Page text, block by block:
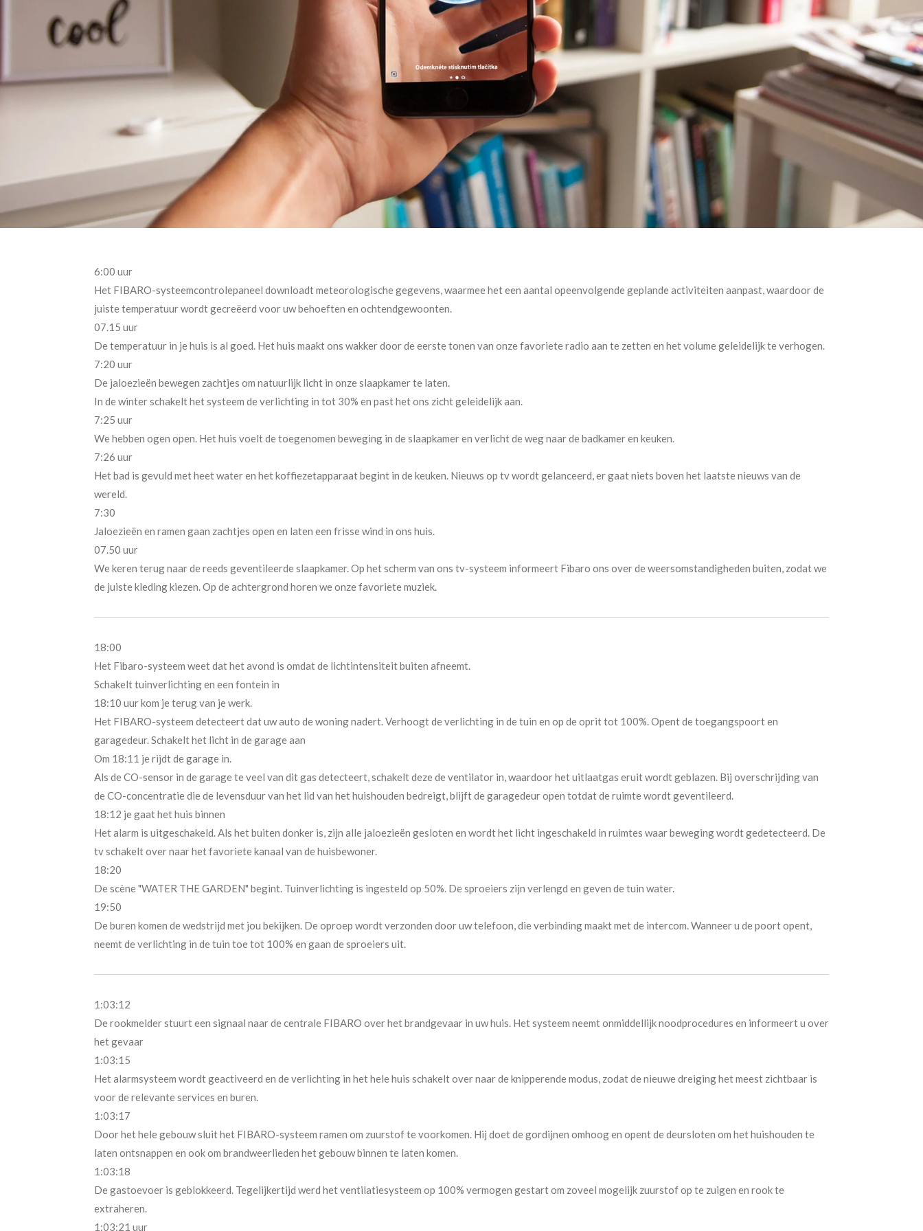
6:00 uur
Het FIBARO-systeemcontrolepaneel downloadt meteorologische gegevens, waarmee het een aantal opeenvolgende geplande activiteiten aanpast, waardoor de
juiste temperatuur wordt gecreëerd voor uw behoeften en ochtendgewoonten.
07.15 uur
De temperatuur in je huis is al goed. Het huis maakt ons wakker door de eerste tonen van onze favoriete radio aan te zetten en het volume geleidelijk te verhogen.
7:20 uur
De jaloezieën bewegen zachtjes om natuurlijk licht in onze slaapkamer te laten.
In de winter schakelt het systeem de verlichting in tot 30% en past het ons zicht geleidelijk aan.
7:25 uur
We hebben ogen open. Het huis voelt de toegenomen beweging in de slaapkamer en verlicht de weg naar de badkamer en keuken.
7:26 uur
Het bad is gevuld met heet water en het koffiezetapparaat begint in de keuken. Nieuws op tv wordt gelanceerd, er gaat niets boven het laatste nieuws van de
wereld.
7:30
Jaloezieën en ramen gaan zachtjes open en laten een frisse wind in ons huis.
07.50 uur
We keren terug naar de reeds geventileerde slaapkamer. Op het scherm van ons tv-systeem informeert Fibaro ons over de weersomstandigheden buiten, zodat we
de juiste kleding kiezen. Op de achtergrond horen we onze favoriete muziek.
18:00
Het Fibaro-systeem weet dat het avond is omdat de lichtintensiteit buiten afneemt.
Schakelt tuinverlichting en een fontein in
18:10 uur kom je terug van je werk.
Het FIBARO-systeem detecteert dat uw auto de woning nadert. Verhoogt de verlichting in de tuin en op de oprit tot 100%. Opent de toegangspoort en
garagedeur. Schakelt het licht in de garage aan
Om 18:11 je rijdt de garage in.
Als de CO-sensor in de garage te veel van dit gas detecteert, schakelt deze de ventilator in, waardoor het uitlaatgas eruit wordt geblazen. Bij overschrijding van
de CO-concentratie die de levensduur van het lid van het huishouden bedreigt, blijft de garagedeur open totdat de ruimte wordt geventileerd.
18:12 je gaat het huis binnen
Het alarm is uitgeschakeld. Als het buiten donker is, zijn alle jaloezieën gesloten en wordt het licht ingeschakeld in ruimtes waar beweging wordt gedetecteerd. De
tv schakelt over naar het favoriete kanaal van de huisbewoner.
18:20
De scène "WATER THE GARDEN" begint. Tuinverlichting is ingesteld op 50%. De sproeiers zijn verlengd en geven de tuin water.
19:50
De buren komen de wedstrijd met jou bekijken. De oproep wordt verzonden door uw telefoon, die verbinding maakt met de intercom. Wanneer u de poort opent,
neemt de verlichting in de tuin toe tot 100% en gaan de sproeiers uit.
1:03:12
De rookmelder stuurt een signaal naar de centrale FIBARO over het brandgevaar in uw huis. Het systeem neemt onmiddellijk noodprocedures en informeert u over
het gevaar
1:03:15
Het alarmsysteem wordt geactiveerd en de verlichting in het hele huis schakelt over naar de knipperende modus, zodat de nieuwe dreiging het meest zichtbaar is
voor de relevante services en buren.
1:03:17
Door het hele gebouw sluit het FIBARO-systeem ramen om zuurstof te voorkomen. Hij doet de gordijnen omhoog en opent de deursloten om het huishouden te
laten ontsnappen en ook om brandweerlieden het gebouw binnen te laten komen.
1:03:18
De gastoevoer is geblokkeerd. Tegelijkertijd werd het ventilatiesysteem op 100% vermogen gestart om zoveel mogelijk zuurstof op te zuigen en rook te
extraheren.
1:03:21 uur